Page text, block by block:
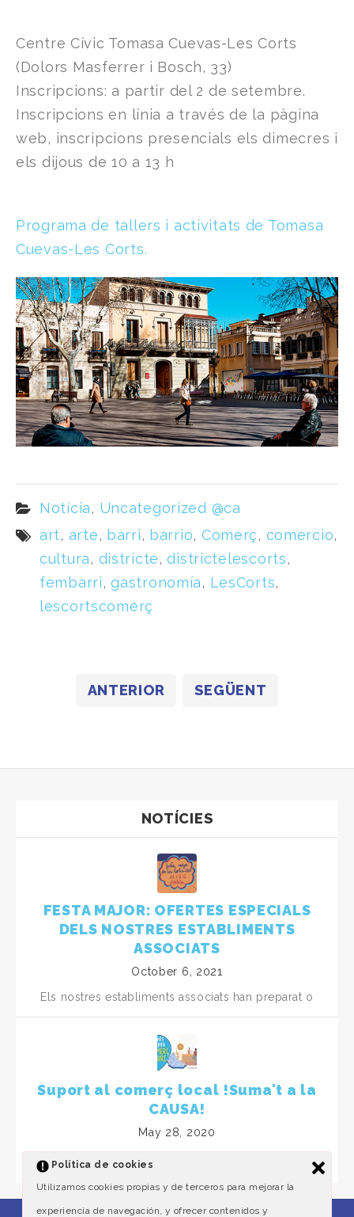
Centre Cívic Tomasa Cuevas-Les Corts
(Dolors Masferrer i Bosch, 33)
Inscripcions: a partir del 2 de setembre.
Inscripcions en línia a través de la pàgina
web, inscripcions presencials els dimecres i
els dijous de 10 a 13 h
Programa de tallers i activitats de Tomasa
Cuevas-Les Corts.
Notícia, Uncategorized @ca
art, arte, barri, barrio, Comerç, comercio,
cultura, districte,districtelescorts,
fembarri,gastronomía, LesCorts,
lescortscomerç
ANTERIOR SEGÜENT
NOTÍCIES
FESTA MAJOR: OFERTES ESPECIALS
DELS NOSTRES ESTABLIMENTS
ASSOCIATS
October 6, 2021
Els nostres establiments associats han preparat o
Suport al comerç local !Suma't a la
CAUSA!
May 28, 2020
El comerç de proximitat, el bé més preuat per a
Política de cookies
Utilizamos cookies propias y de terceros para mejorar la
experiencia de navegación, y ofrecer contenidos y